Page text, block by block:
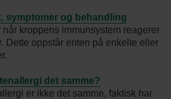
symptomer og behandling
når kroppens immunsystem reagerer
Dette oppstår enten på enkelte eller
det samme?
er ikke det samme, faktisk har